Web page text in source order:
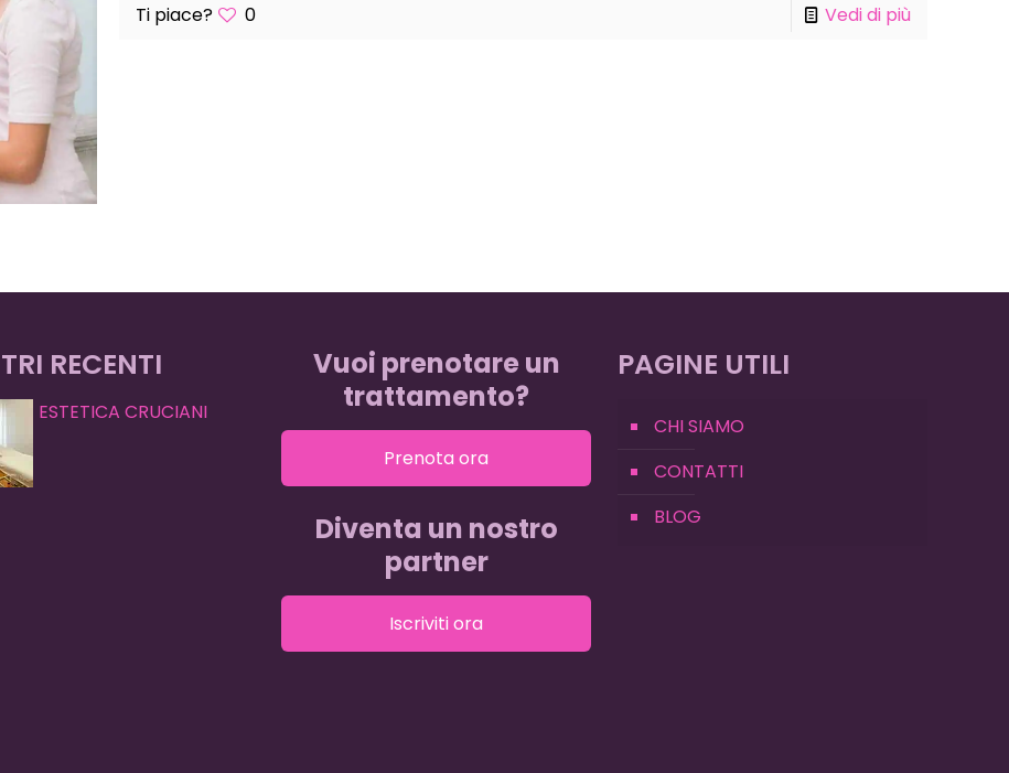
Ti piace? 0 Vedi di più
RECENTI
ESTETICA CRUCIANI
Vuoi prenotare un
trattamento?
Prenota ora
Diventa un nostro
partner
Iscriviti ora
PAGINE UTILI
CHI SIAMO
CONTATTI
BLOG